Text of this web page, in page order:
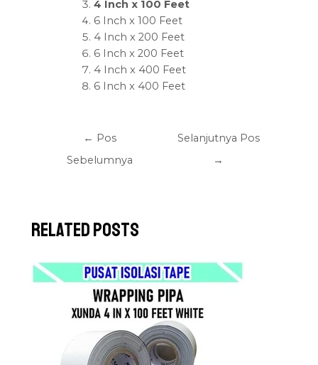
4 Inch x 100 Feet
6 Inch x 100 Feet
4 Inch x 200 Feet
6 Inch x 200 Feet
4 Inch x 400 Feet
6 Inch x 400 Feet
← Pos
Sebelumnya
Selanjutnya Pos
→
Related Posts